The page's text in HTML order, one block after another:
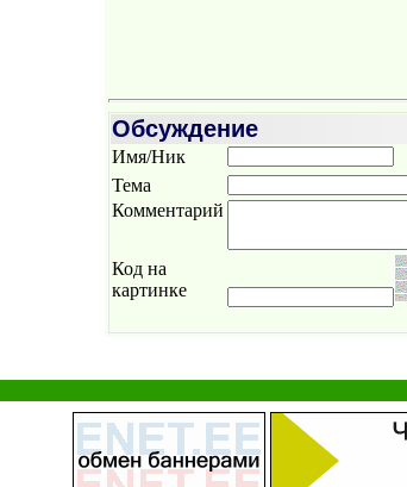
Обсуждение
Имя/Ник
Тема
Комментарий
Код на
картинке